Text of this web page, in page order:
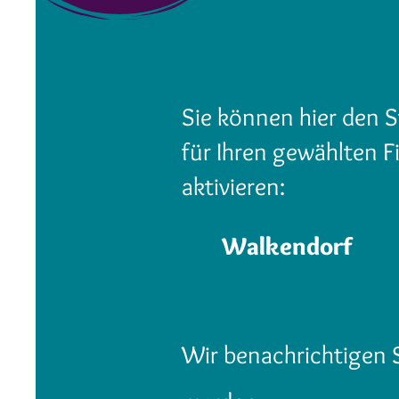
Sie können hier den
für Ihren gewählten
aktivieren:
Walkendorf
Wir benachrichtigen